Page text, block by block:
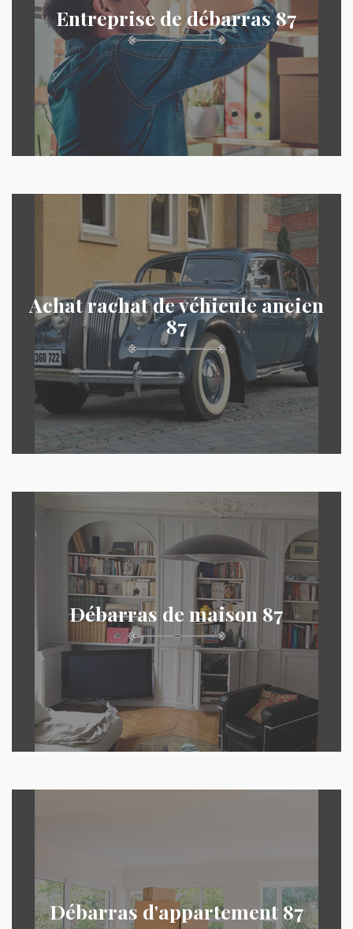
Entreprise de débarras 87
Achat rachat de véhicule ancien
87
Débarras de maison 87
Débarras d'appartement 87